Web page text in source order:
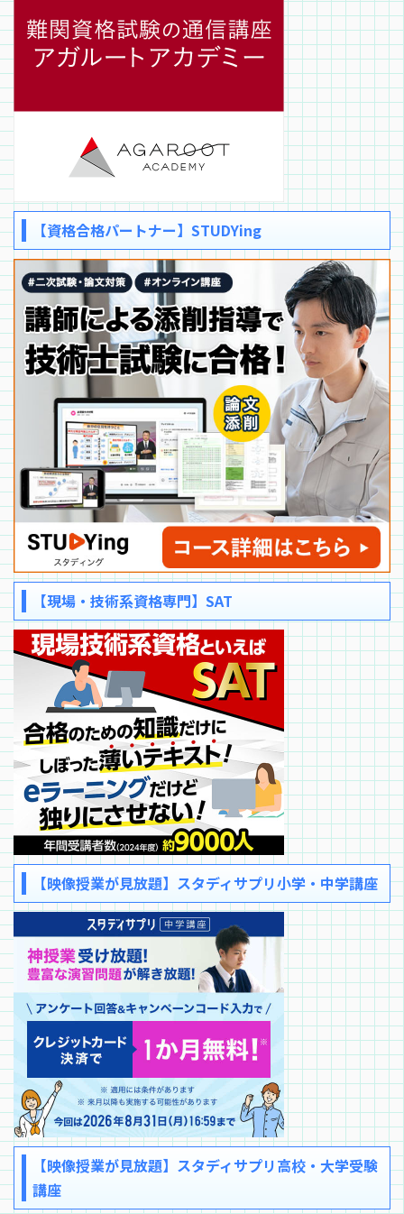
【資格合格パートナー】STUDYing
【現場・技術系資格専門】SAT
【映像授業が見放題】スタディサプリ小学・中学講座
【映像授業が見放題】スタディサプリ高校・大学受験
講座